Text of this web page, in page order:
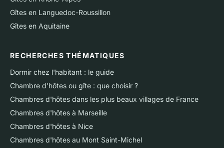
Gîtes en Languedoc-Roussillon
Gîtes en Aquitaine
RECHERCHES THÉMATIQUES
Dormir chez l'habitant : le guide
Chambre d'hôtes ou gîte : que choisir ?
Chambres d'hôtes dans les plus beaux villages de France
Chambres d'hôtes à Marseille
Chambres d'hôtes à Nice
Chambres d'hôtes au Mont Saint-Michel